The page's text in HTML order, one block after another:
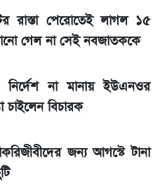
দিল আবহাওয়া অফিস
আগস্ট)
আকামা নবায়নে বদলে গেল
পয়েন্ট টেবিল ও
রাস্তা পেরোতেই লাগল ১৫
গেল না সেই নবজাতককে
না মানায় ইউএনওর
চাইলেন বিচারক
জন্য আগস্টে টানা